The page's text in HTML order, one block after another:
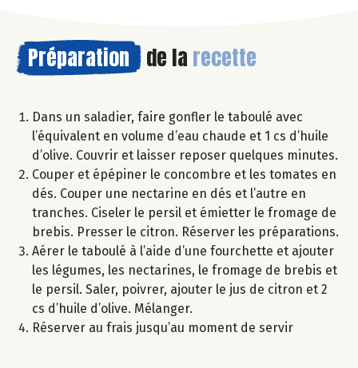
Préparation de la recette
Dans un saladier, faire gonfler le taboulé avec
l’équivalent en volume d’eau chaude et 1 cs d’huile
d’olive. Couvrir et laisser reposer quelques minutes.
Couper et épépiner le concombre et les tomates en
dés. Couper une nectarine en dés et l’autre en
tranches. Ciseler le persil et émietter le fromage de
brebis. Presser le citron. Réserver les préparations.
Aérer le taboulé à l’aide d’une fourchette et ajouter
les légumes, les nectarines, le fromage de brebis et
le persil. Saler, poivrer, ajouter le jus de citron et 2
cs d’huile d’olive. Mélanger.
Réserver au frais jusqu’au moment de servir